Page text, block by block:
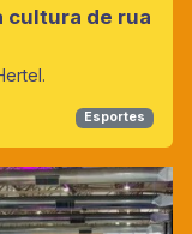
cultura de rua
Esportes